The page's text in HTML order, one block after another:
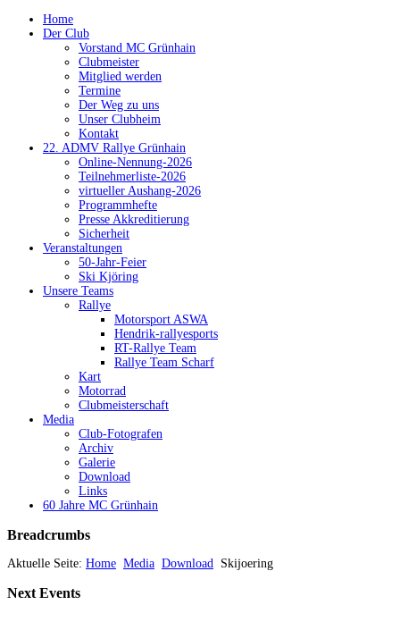
Home
Der Club
Vorstand MC Grünhain
Clubmeister
Mitglied werden
Termine
Der Weg zu uns
Unser Clubheim
Kontakt
22. ADMV Rallye Grünhain
Online-Nennung-2026
Teilnehmerliste-2026
virtueller Aushang-2026
Programmhefte
Presse Akkreditierung
Sicherheit
Veranstaltungen
50-Jahr-Feier
Ski Kjöring
Unsere Teams
Rallye
Motorsport ASWA
Hendrik-rallyesports
RT-Rallye Team
Rallye Team Scharf
Kart
Motorrad
Clubmeisterschaft
Media
Club-Fotografen
Archiv
Galerie
Download
Links
60 Jahre MC Grünhain
Breadcrumbs
Aktuelle Seite: Home Media Download Skijoering
Next Events